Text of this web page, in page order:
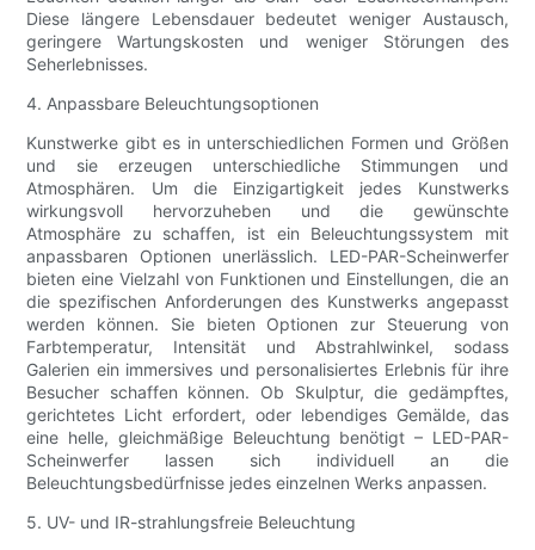
Diese längere Lebensdauer bedeutet weniger Austausch,
geringere Wartungskosten und weniger Störungen des
Seherlebnisses.
4. Anpassbare Beleuchtungsoptionen
Kunstwerke gibt es in unterschiedlichen Formen und Größen
und sie erzeugen unterschiedliche Stimmungen und
Atmosphären. Um die Einzigartigkeit jedes Kunstwerks
wirkungsvoll hervorzuheben und die gewünschte
Atmosphäre zu schaffen, ist ein Beleuchtungssystem mit
anpassbaren Optionen unerlässlich. LED-PAR-Scheinwerfer
bieten eine Vielzahl von Funktionen und Einstellungen, die an
die spezifischen Anforderungen des Kunstwerks angepasst
werden können. Sie bieten Optionen zur Steuerung von
Farbtemperatur, Intensität und Abstrahlwinkel, sodass
Galerien ein immersives und personalisiertes Erlebnis für ihre
Besucher schaffen können. Ob Skulptur, die gedämpftes,
gerichtetes Licht erfordert, oder lebendiges Gemälde, das
eine helle, gleichmäßige Beleuchtung benötigt – LED-PAR-
Scheinwerfer lassen sich individuell an die
Beleuchtungsbedürfnisse jedes einzelnen Werks anpassen.
5. UV- und IR-strahlungsfreie Beleuchtung